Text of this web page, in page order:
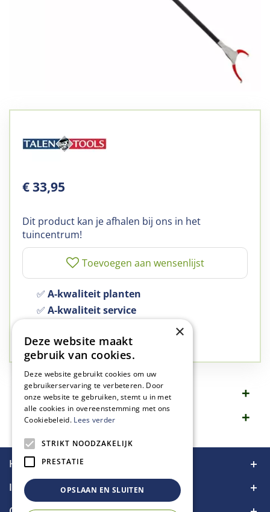
€33,95
Dit product kan je afhalen bij ons in het
tuincentrum!
✅ A-kwaliteit planten
✅ A-kwaliteit service
✅Groen, dat is wat we doen
Omschrijving
Specificaties
Handige links
Informatie
×
Deze website maakt
gebruik van cookies.
Deze website gebruikt cookies om uw
gebruikerservaring te verbeteren. Door
onze website te gebruiken, stemt u in met
alle cookies in overeenstemming met ons
Cookiebeleid. Lees verder
STRIKT NOODZAKELIJK
PRESTATIE
OPSLAAN EN SLUITEN